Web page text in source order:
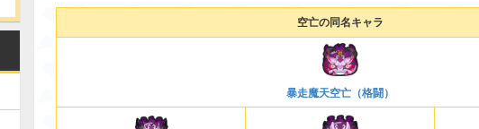
空亡の同名キャラ
暴走魔天空亡（格闘）